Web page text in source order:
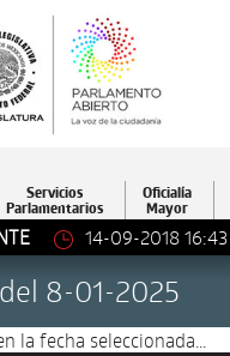
Servicios
Parlamentarios
Oficialía
Mayor
14-09-2018 16:43
8-01-2025
la fecha seleccionada...